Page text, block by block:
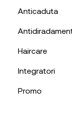
Anticaduta
Haircare
Integratori
Promo